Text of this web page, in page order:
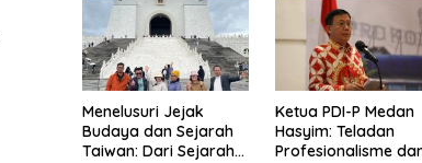
Menelusuri Jejak
Budaya dan Sejarah
Taiwan: Dari Sejarah
Ketua PDI-P Medan
Hasyim: Teladan
Profesionalisme